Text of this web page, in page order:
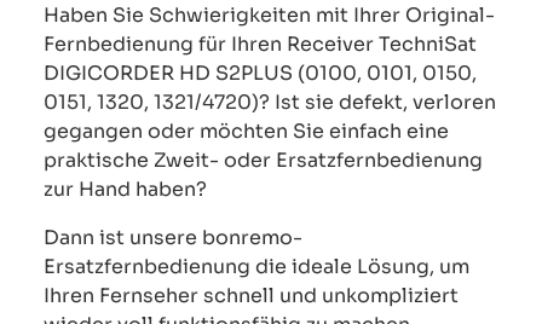
Haben Sie Schwierigkeiten mit Ihrer Original-
Fernbedienung für Ihren Receiver TechniSat
DIGICORDER HD S2PLUS (0100, 0101, 0150,
0151, 1320, 1321/4720)? Ist sie defekt, verloren
gegangen oder möchten Sie einfach eine
praktische Zweit- oder Ersatzfernbedienung
zur Hand haben?
Dann ist unsere bonremo-
Ersatzfernbedienung die ideale Lösung, um
Ihren Fernseher schnell und unkompliziert